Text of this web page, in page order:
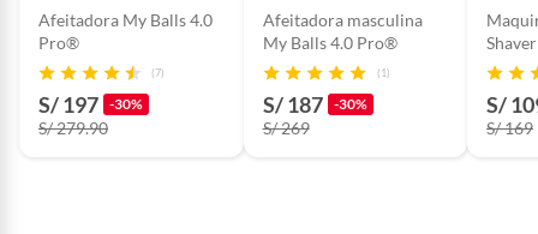
Afeitadora My Balls 4.0
Pro®
(7)
S/ 197 -30%
S/ 279.90
Afeitadora masculina
My Balls 4.0 Pro®
(1)
S/ 187 -30%
S/ 269
S/
S/ 169